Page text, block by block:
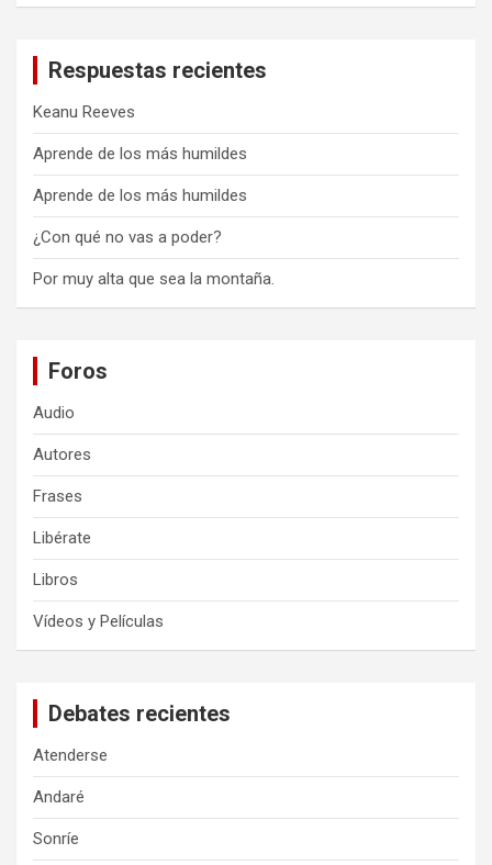
Respuestas recientes
Keanu Reeves
Aprende de los más humildes
Aprende de los más humildes
¿Con qué no vas a poder?
Por muy alta que sea la montaña.
Foros
Audio
Autores
Frases
Libérate
Libros
Vídeos y Películas
Debates recientes
Atenderse
Andaré
Sonríe